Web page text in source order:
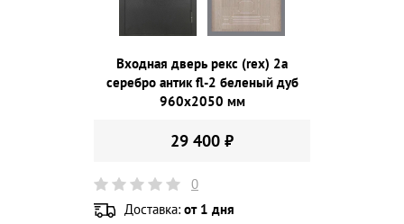
Входная дверь рекс (rex) 2а
серебро антик fl-2 беленый дуб
960х2050 мм
29 400 ₽
0
Доставка: от 1 дня